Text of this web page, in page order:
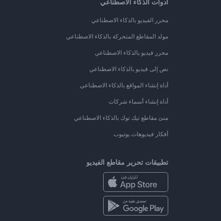
أدوات الذكاء الاصطناعي
محرر الفيديو بالذكاء الاصطناعي
مولد المقاطع المتحركة بالذكاء الاصطناعي
محرر فيديو بالذكاء الاصطناعي
نص إلى فيديو بالذكاء الاصطناعي
أداة إنشاء المواقع بالذكاء الاصطناعي
أداة إنشاء أسماء شركات
منئ مقاطع تيك توك بالذكاء الاصطناعي
أفكار فيديوهات يوتيوب
تطبيقات تحرير مقاطع الفيديو